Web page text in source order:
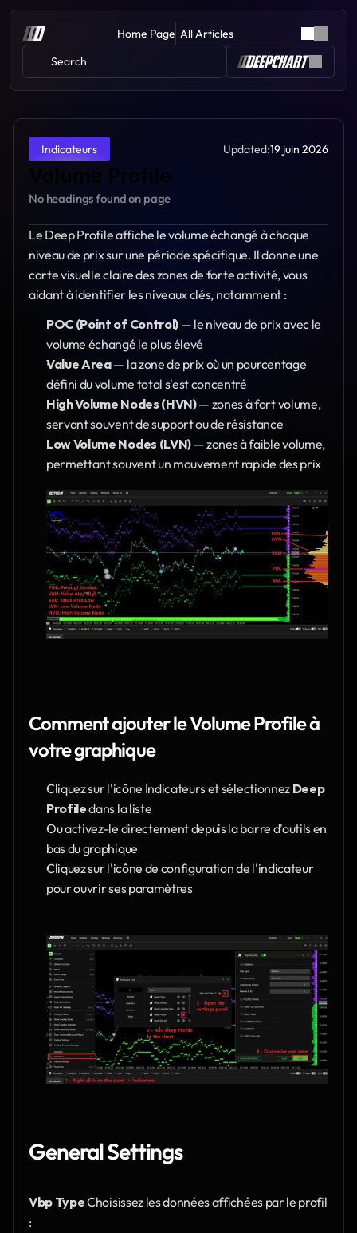
Home Page All Articles
Search
Indicateurs Updated:19 juin 2026
Volume Profile
No headings found on page
Le Deep Profile affiche le volume échangé à chaque
niveau de prix sur une période spécifique. Il donne une
carte visuelle claire des zones de forte activité, vous
aidant à identifier les niveaux clés, notamment :
POC (Point of Control) — le niveau de prix avec le
volume échangé le plus élevé
Value Area — la zone de prix où un pourcentage
défini du volume total s'est concentré
High Volume Nodes (HVN) — zones à fort volume,
servant souvent de support ou de résistance
Low Volume Nodes (LVN) — zones à faible volume,
permettant souvent un mouvement rapide des prix
Comment ajouter le Volume Profile à
votre graphique
Cliquez sur l'icône Indicateurs et sélectionnez Deep
Profile dans la liste
Ou activez-le directement depuis la barre d'outils en
bas du graphique
Cliquez sur l'icône de configuration de l'indicateur
pour ouvrir ses paramètres
General Settings
Vbp Type Choisissez les données affichées par le profil
: